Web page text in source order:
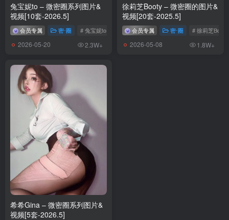
兔宝妮to – 微密圈系列图片&
视频[10套-2026.5]
会员专属 密⋅圈 # 兔宝妮to
2026-05-20 2.3W+
徐莉芝Booty – 微密圈的图片&
视频[20套-2025.5]
会员专属 密⋅圈 # 徐莉芝Booty
2026-05-08 1.8W+
希希Gina – 微密圈系列图片&
视频[5套-2026.5]